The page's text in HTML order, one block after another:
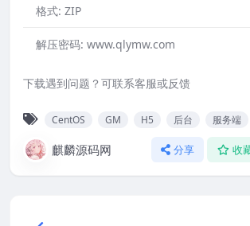
格式: ZIP
解压密码: www.qlymw.com
下载遇到问题？可联系客服或反馈
CentOS GM H5 后台 服务端
麒麟源码网 分享 收